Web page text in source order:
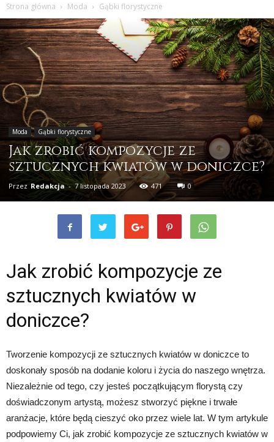
Strona główna Moda Gąbki florystyczne
Moda Gąbki florystyczne
Jak zrobić kompozycje ze
sztucznych kwiatów w doniczce?
Przez Redakcja - 7 listopada 2023 471 0
Jak zrobić kompozycje ze
sztucznych kwiatów w
doniczce?
Tworzenie kompozycji ze sztucznych kwiatów w doniczce to
doskonały sposób na dodanie koloru i życia do naszego wnętrza.
Niezależnie od tego, czy jesteś początkującym florystą czy
doświadczonym artystą, możesz stworzyć piękne i trwałe
aranżacje, które będą cieszyć oko przez wiele lat. W tym artykule
podpowiemy Ci, jak zrobić kompozycje ze sztucznych kwiatów w